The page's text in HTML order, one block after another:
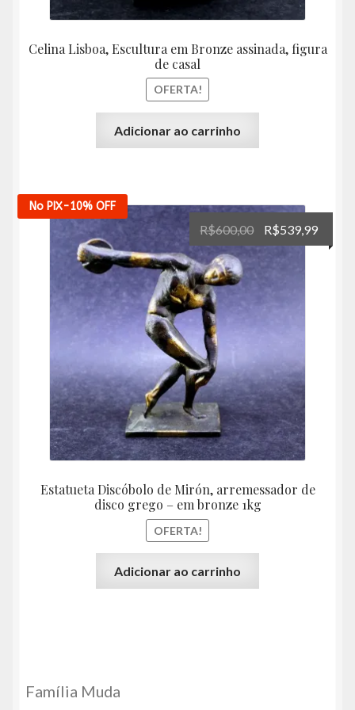
Celina Lisboa, Escultura em Bronze assinada, figura
de casal
OFERTA!
Adicionar ao carrinho
No PIX-10% OFF
Estatueta Discóbolo de Mirón, arremessador de
disco grego – em bronze 1kg
OFERTA!
R$600,00
O
preço
original
era:
R$600,00.
R$539,99O
preço
Adicionar ao carrinho
Família Muda